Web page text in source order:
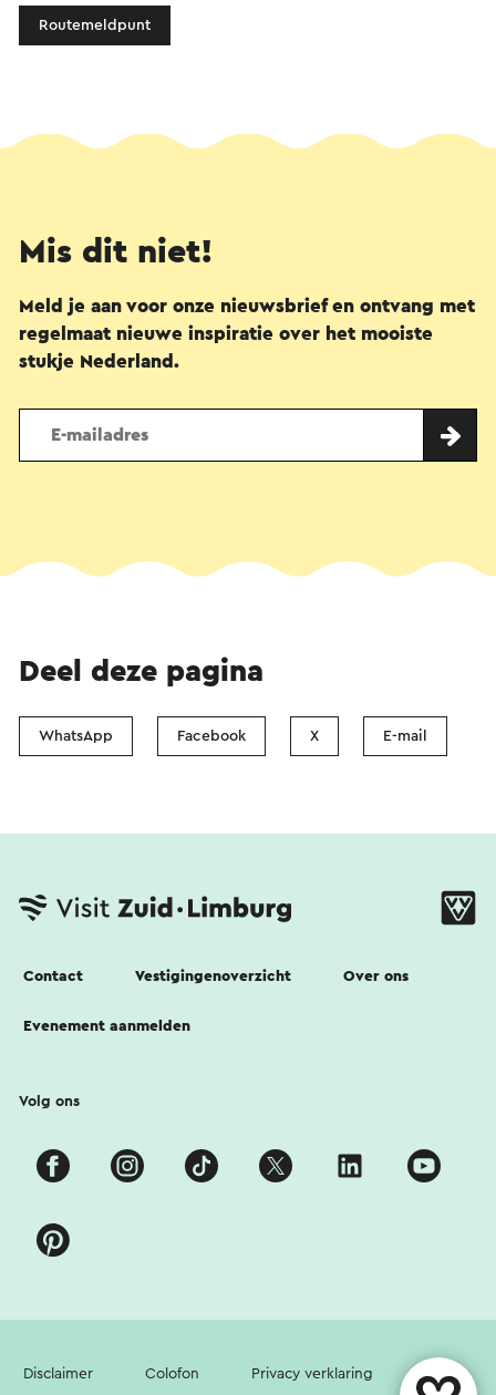
Routemeldpunt
Mis dit niet!
Meld je aan voor onze nieuwsbrief en ontvang met
regelmaat nieuwe inspiratie over het mooiste
stukje Nederland.
Deel deze pagina
WhatsApp Facebook X E-mail
Contact Vestigingenoverzicht Over ons
Evenement aanmelden
Volg ons
Disclaimer Colofon Privacy verklaring